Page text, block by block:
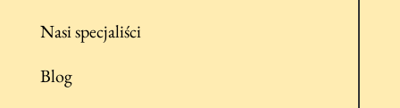
Nasi specjaliści
Blog